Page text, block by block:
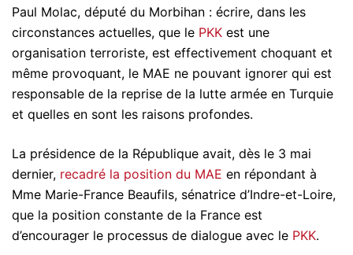
Paul Molac, député du Morbihan : écrire, dans les
circonstances actuelles, que le PKK est une
organisation terroriste, est effectivement choquant et
même provoquant, le MAE ne pouvant ignorer qui est
responsable de la reprise de la lutte armée en Turquie
et quelles en sont les raisons profondes.
La présidence de la République avait, dès le 3 mai
dernier, recadré la position du MAE en répondant à
Mme Marie-France Beaufils, sénatrice d’Indre-et-Loire,
que la position constante de la France est
d’encourager le processus de dialogue avec le PKK.